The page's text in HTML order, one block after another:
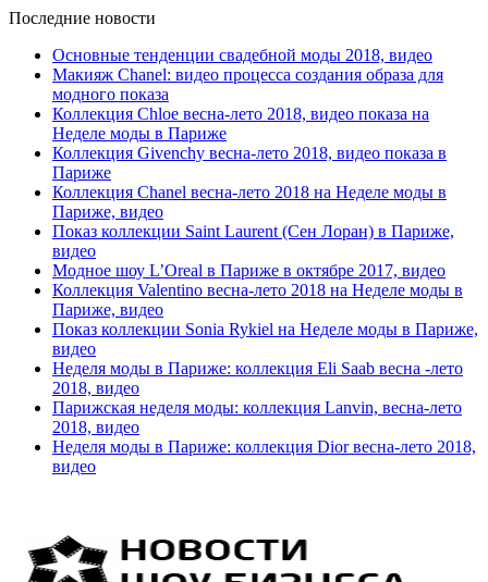
Последние новости
Основные тенденции свадебной моды 2018, видео
Макияж Chanel: видео процесса создания образа для
модного показа
Коллекция Chloe весна-лето 2018, видео показа на
Неделе моды в Париже
Коллекция Givenchy весна-лето 2018, видео показа в
Париже
Коллекция Chanel весна-лето 2018 на Неделе моды в
Париже, видео
Показ коллекции Saint Laurent (Сен Лоран) в Париже,
видео
Модное шоу L’Oreal в Париже в октябре 2017, видео
Коллекция Valentino весна-лето 2018 на Неделе моды в
Париже, видео
Показ коллекции Sonia Rykiel на Неделе моды в Париже,
видео
Неделя моды в Париже: коллекция Eli Saab весна -лето
2018, видео
Парижская неделя моды: коллекция Lanvin, весна-лето
2018, видео
Неделя моды в Париже: коллекция Dior весна-лето 2018,
видео